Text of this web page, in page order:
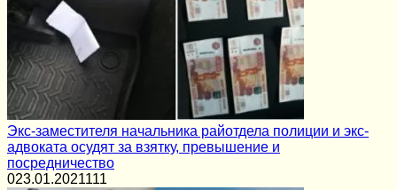
Экс-заместителя начальника райотдела полиции и экс-
адвоката осудят за взятку, превышение и
посредничество
023.01.2021111